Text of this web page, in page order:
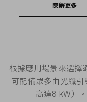
瞭解更多
根據應用場景來選擇
可配備眾多由光纖
高達8 kW）